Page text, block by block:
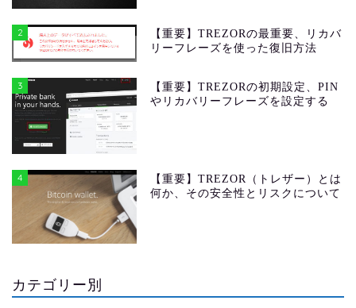
2
【重要】TREZORの最重要、リカバ
リーフレーズを使った復旧方法
3
【重要】TREZORの初期設定、PIN
やリカバリーフレーズを設定する
4
【重要】TREZOR（トレザー）とは
何か、その安全性とリスクについて
カテゴリー別